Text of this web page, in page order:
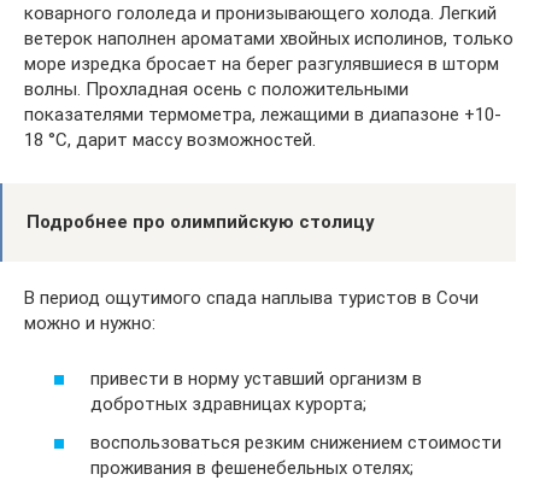
коварного гололеда и пронизывающего холода. Легкий
ветерок наполнен ароматами хвойных исполинов, только
море изредка бросает на берег разгулявшиеся в шторм
волны. Прохладная осень с положительными
показателями термометра, лежащими в диапазоне +10-
18 °C, дарит массу возможностей.
Подробнее про олимпийскую столицу
В период ощутимого спада наплыва туристов в Сочи
можно и нужно:
привести в норму уставший организм в
добротных здравницах курорта;
воспользоваться резким снижением стоимости
проживания в фешенебельных отелях;